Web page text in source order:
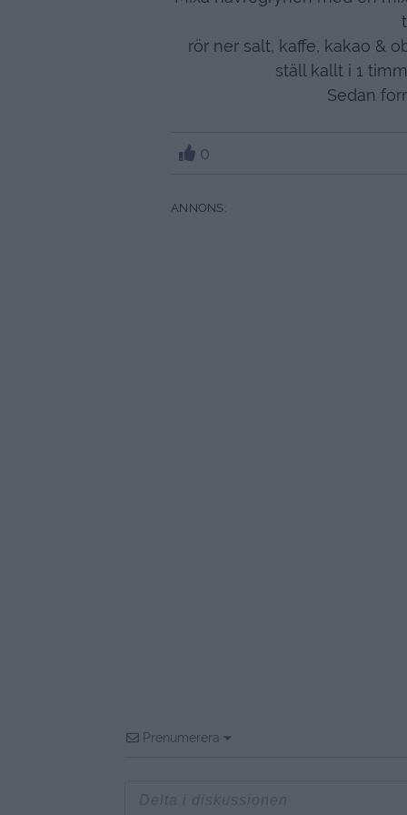
rör ner salt, kaffe, kakao &
ställ kallt i 1
Sedan
0
Prenumerera